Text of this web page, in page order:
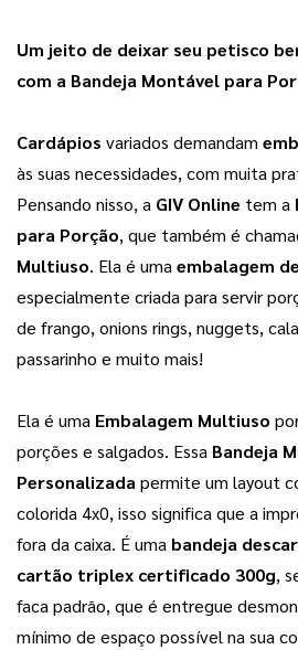
Um jeito de deixar seu petisco
com a Bandeja Montável para
Cardápios variados demandam
às suas necessidades, com muita
Pensando nisso, a GIV Online tem a
para Porção, que também é
Multiuso. Ela é uma embalagem
especialmente criada para servir
de frango, onions rings, nuggets,
passarinho e muito mais!
Ela é uma Embalagem Multiuso
porções e salgados. Essa Bandeja
Personalizada permite um layout
colorida 4x0, isso significa que a
fora da caixa. É uma bandeja
cartão triplex certificado 300g,
faca padrão, que é entregue
mínimo de espaço possível na sua